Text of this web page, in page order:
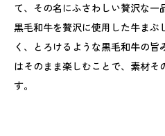
て、その名にふさわしい贅沢な一
黒毛和牛を贅沢に使用した牛まぶ
く、とろけるような黒毛和牛の
はそのまま楽しむことで、素材そ
す。